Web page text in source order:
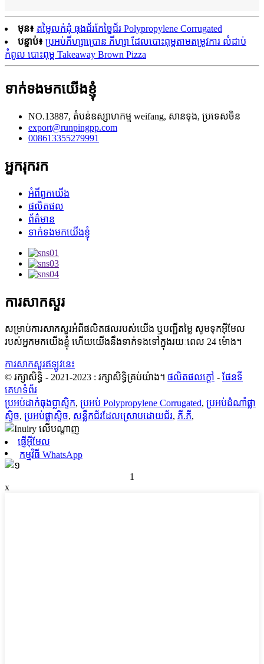
មុន៖ តម្លៃលក់ដុំ ធុងជ័រកែច្នៃជ័រ Polypropylene Corrugated
បន្ទាប់៖ ប្រអប់ភីហ្សាប្រោន ភីហ្សា ដែលបោះពុម្ពតាមតម្រូវការ លំដាប់
កំពូល បោះពុម្ព Takeaway Brown Pizza
ទាក់ទងមកយើងខ្ញុំ
NO.13887, តំបន់ឧស្សាហកម្ម weifang, សានទុង, ប្រទេសចិន
export@runpingpp.com
008613355279991
អ្នករុករក
អំពីពួកយើង
ផលិតផល
ព័ត៌មាន
ទាក់ទងមកយើងខ្ញុំ
ការសាកសួរ
សម្រាប់ការសាកសួរអំពីផលិតផលរបស់យើង ឬបញ្ជីតម្លៃ សូមទុកអ៊ីមែល
របស់អ្នកមកយើងខ្ញុំ ហើយយើងនឹងទាក់ទងទៅក្នុងរយៈពេល 24 ម៉ោង។
ការសាកសួរឥឡូវនេះ
© រក្សាសិទ្ធិ - 2021-2023 : រក្សាសិទ្ធិគ្រប់យ៉ាង។ ផលិតផលក្តៅ - ផែនទី
គេហទំព័រ
ប្រអប់ដាក់ធុងប្លាស្ទិក, ប្រអប់ Polypropylene Corrugated, ប្រអប់ដំណាំផ្លា
ស្ទិច, ប្រអប់ផ្លាស្ទិច, សន្លឹកជ័រដែលស្រោបដោយជ័រ, ភី.ភី,
ផ្ញើអ៊ីមែល
កម្មវិធី WhatsApp
1
x